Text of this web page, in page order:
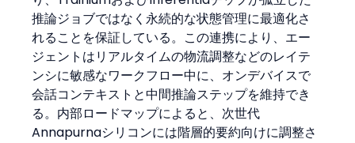
推論ジョブではなく永続的な状態管理に最適化さ
れることを保証している。この連携により、エー
ジェントはリアルタイムの物流調整などのレイテ
ンシに敏感なワークフロー中に、オンデバイスで
会話コンテキストと中間推論ステップを維持でき
る。内部ロードマップによると、次世代
Annapurnaシリコンには階層的要約向けに調整さ